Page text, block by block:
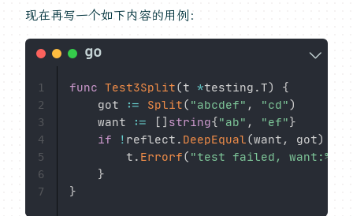
现在再写一个如下内容的用例：
func Test3Split(t *testing .T)
{
	got
:= Split( "abcdef" , "cd")
	want
:= [ ] string{"ab" , "ef"}
if
! reflect . DeepEqual(want , got)
		t
. Errorf( "test failed, want:%v
}
}
1
2
3
4
5
6
7